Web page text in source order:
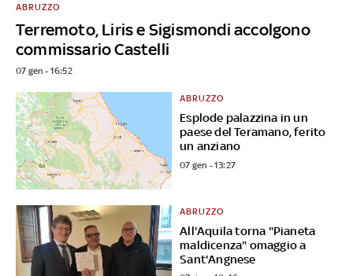
Terremoto, Liris e Sigismondi accolgono
commissario Castelli
ABRUZZO
07 gen - 16:52
Esplode palazzina in un
paese del Teramano, ferito
un anziano
ABRUZZO
07 gen - 13:27
All'Aquila torna "Pianeta
maldicenza" omaggio a
Sant'Angnese
ABRUZZO